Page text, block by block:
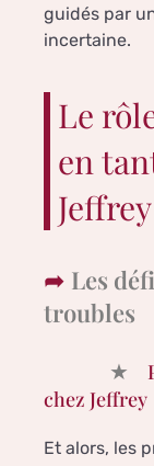
guidés par
incertaine.
Le
en
Les
troubles
chez Jeffrey
Et alors, les